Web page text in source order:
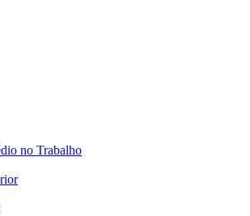
no Trabalho